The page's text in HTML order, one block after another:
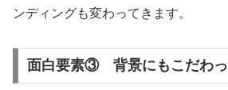
ンディングも変わってきます。
面白要素③ 背景にもこだわっ